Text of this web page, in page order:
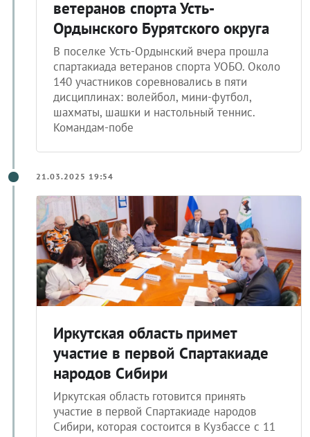
ветеранов спорта Усть-
Ордынского Бурятского округа
В поселке Усть-Ордынский вчера прошла
спартакиада ветеранов спорта УОБО. Около
140 участников соревновались в пяти
дисциплинах: волейбол, мини-футбол,
шахматы, шашки и настольный теннис.
Командам-побе
21.03.2025 19:54
Иркутская область примет
участие в первой Спартакиаде
народов Сибири
Иркутская область готовится принять
участие в первой Спартакиаде народов
Сибири, которая состоится в Кузбассе с 11